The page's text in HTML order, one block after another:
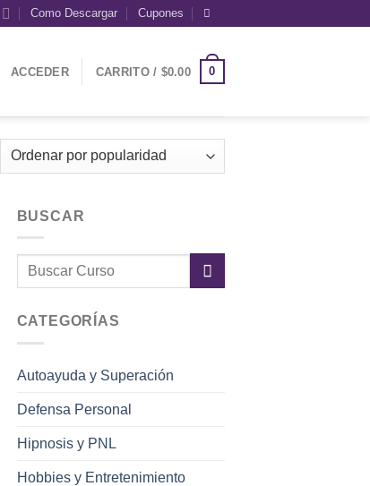
Como Descargar Cupones
ACCEDER CARRITO / $0.00 0
BUSCAR
CATEGORÍAS
Autoayuda y Superación
Defensa Personal
Hipnosis y PNL
Hobbies y Entretenimiento